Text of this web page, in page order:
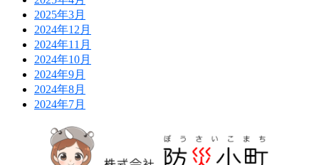
2025年3月
2024年12月
2024年11月
2024年10月
2024年9月
2024年8月
2024年7月